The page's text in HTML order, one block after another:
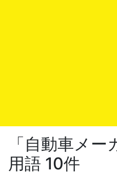
「自動車メ
用語 10件